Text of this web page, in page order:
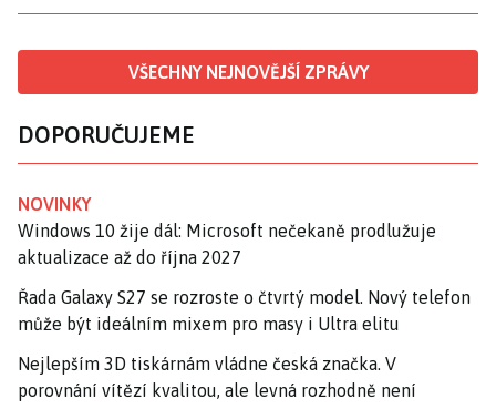
VŠECHNY NEJNOVĚJŠÍ ZPRÁVY
DOPORUČUJEME
NOVINKY
Windows 10 žije dál: Microsoft nečekaně prodlužuje
aktualizace až do října 2027
Řada Galaxy S27 se rozroste o čtvrtý model. Nový telefon
může být ideálním mixem pro masy i Ultra elitu
Nejlepším 3D tiskárnám vládne česká značka. V
porovnání vítězí kvalitou, ale levná rozhodně není